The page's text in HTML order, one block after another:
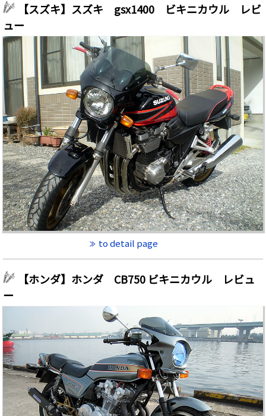
【スズキ】スズキ gsx1400 ビキニカウル レビ
ュー
to detail page
【ホンダ】ホンダ CB750 ビキニカウル レビュ
ー